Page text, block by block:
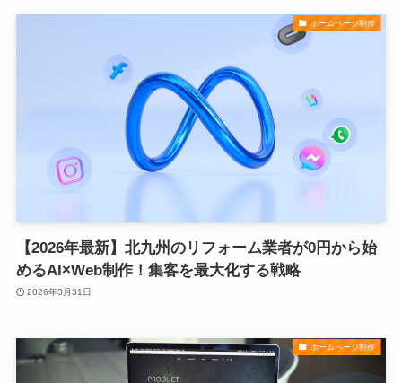
ホームページ制作
【2026年最新】北九州のリフォーム業者が0円から始
めるAI×Web制作！集客を最大化する戦略
2026年3月31日
ホームページ制作